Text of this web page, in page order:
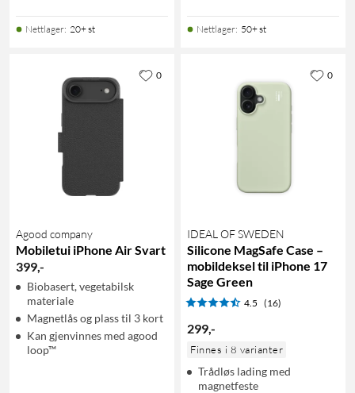
Nettlager: 20+ st Nettlager: 50+ st
Agood company
Mobiletui iPhone Air Svart
399,-
Biobasert, vegetabilsk
materiale
Magnetlås og plass til 3 kort
Kan gjenvinnes med agood
loop™
0
IDEAL OF SWEDEN
Silicone MagSafe Case –
mobildeksel til iPhone 17
Sage Green
4.5 (16)
299,-
Finnes i 8 varianter
Trådløs lading med
magnetfeste
0